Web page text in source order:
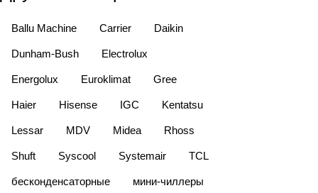
Ballu Machine Carrier Daikin
Dunham-Bush Electrolux
Energolux Euroklimat Gree
Haier Hisense IGC Kentatsu
Lessar MDV Midea Rhoss
Shuft Syscool Systemair TCL
бесконденсаторные мини-чиллеры